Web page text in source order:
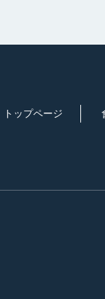
トップページ